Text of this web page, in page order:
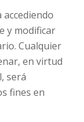
y modificar
Cualquier
en virtud
será
fines en